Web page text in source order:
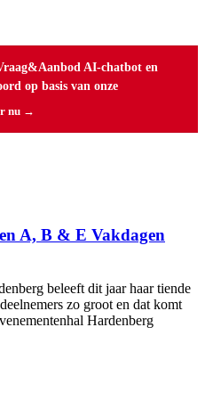
AI-chatbot en
op basis van onze
nu →
A, B & E Vakdagen
beleeft dit jaar haar tiende
zo groot en dat komt
Hardenberg